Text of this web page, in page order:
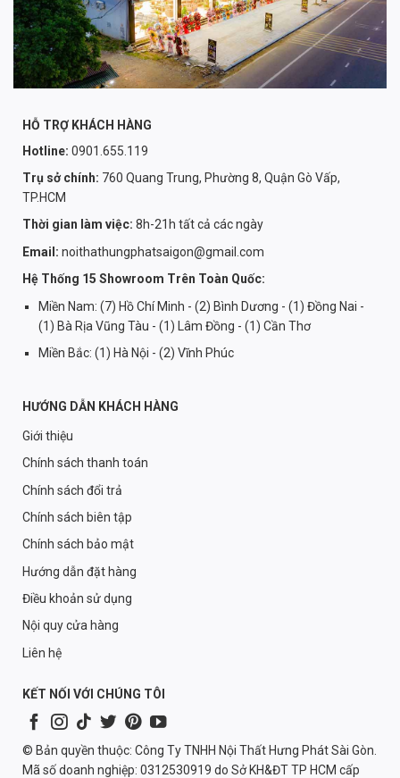
HỖ TRỢ KHÁCH HÀNG
Hotline: 0901.655.119
Trụ sở chính: 760 Quang Trung, Phường 8, Quận Gò Vấp,
TP.HCM
Thời gian làm việc: 8h-21h tất cả các ngày
Email: noithathungphatsaigon@gmail.com
Hệ Thống 15 Showroom Trên Toàn Quốc:
Miền Nam: (7) Hồ Chí Minh - (2) Bình Dương - (1) Đồng Nai -
(1) Bà Rịa Vũng Tàu - (1) Lâm Đồng - (1) Cần Thơ
Miền Bắc: (1) Hà Nội - (2) Vĩnh Phúc
HƯỚNG DẪN KHÁCH HÀNG
Giới thiệu
Chính sách thanh toán
Chính sách đổi trả
Chính sách biên tập
Chính sách bảo mật
Hướng dẫn đặt hàng
Điều khoản sử dụng
Nội quy cửa hàng
Liên hệ
KẾT NỐI VỚI CHÚNG TÔI
© Bản quyền thuộc: Công Ty TNHH Nội Thất Hưng Phát Sài Gòn.
Mã số doanh nghiệp: 0312530919 do Sở KH&ĐT TP HCM cấp